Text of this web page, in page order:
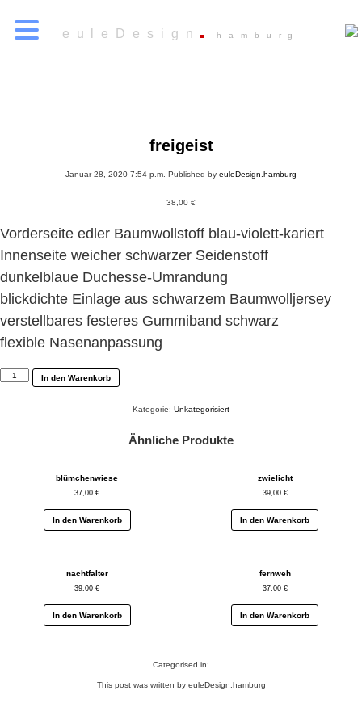
euleDesign hamburg
freigeist
Januar 28, 2020 7:54 p.m. Published by euleDesign.hamburg
38,00 €
Vorderseite edler Baumwollstoff blau-violett-kariert
Innenseite weicher schwarzer Seidenstoff
dunkelblaue Duchesse-Umrandung
blickdichte Einlage aus schwarzem Baumwolljersey
verstellbares festeres Gummiband schwarz
flexible Nasenanpassung
freigeist
In den Warenkorb
Kategorie: Unkategorisiert
Ähnliche Produkte
blümchenwiese
37,00€
In den Warenkorb
zwielicht
39,00 €
In den Warenkorb
nachtfalter
39,00€
In den Warenkorb
fernweh
37,00 €
In den Warenkorb
Categorised in:
This post was written by euleDesign.hamburg